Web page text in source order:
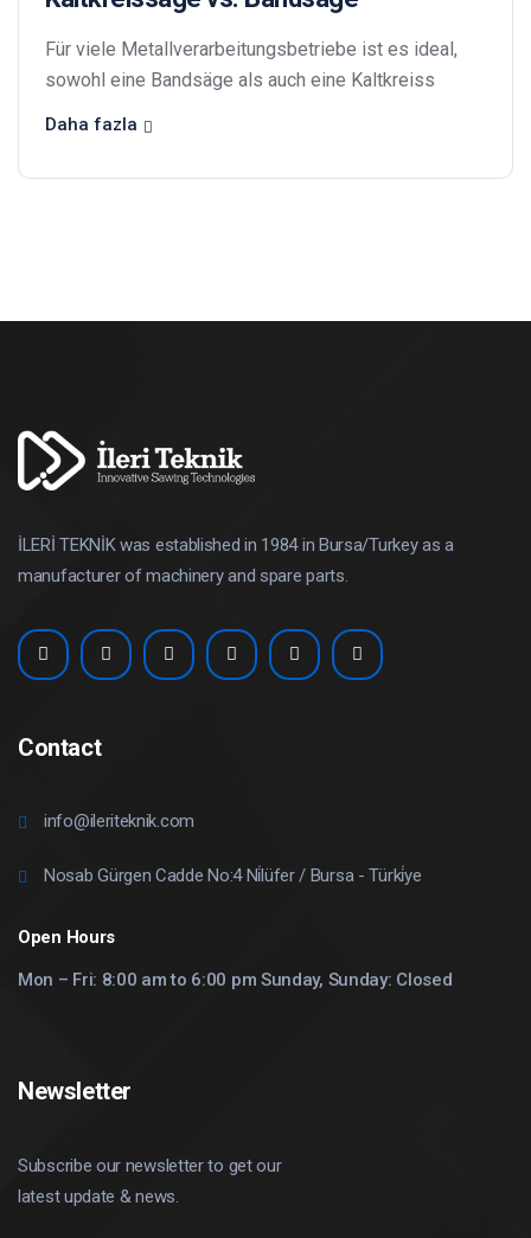
Für viele Metallverarbeitungsbetriebe ist es ideal,
sowohl eine Bandsäge als auch eine Kaltkreiss
Daha fazla
İLERİ TEKNİK was established in 1984 in Bursa/Turkey as a
manufacturer of machinery and spare parts.
Contact
info@ileriteknik.com
Nosab Gürgen Cadde No:4 Ni̇lüfer / Bursa - Türki̇ye
Open Hours
Mon – Fri: 8:00 am to 6:00 pm Sunday, Sunday: Closed
Newsletter
Subscribe our newsletter to get our
latest update & news.